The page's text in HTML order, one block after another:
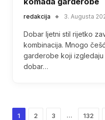
redakcija 3. Augusta
Dobar ljetni stil rijetko
kombinacija. Mnogo
garderobe koji izgledaju
dobar…
1 2 3 … 132